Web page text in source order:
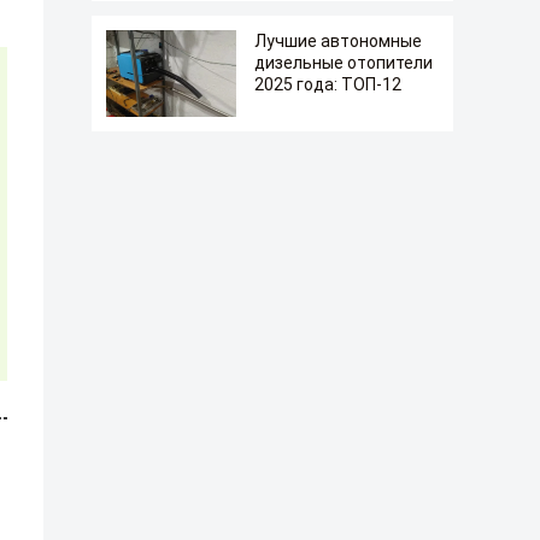
Лучшие автономные
дизельные отопители
2025 года: ТОП-12